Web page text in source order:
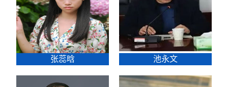
张蕊晗 池永文